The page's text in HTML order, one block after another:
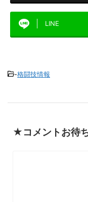
LINE
-格闘技情報
★コメントお待